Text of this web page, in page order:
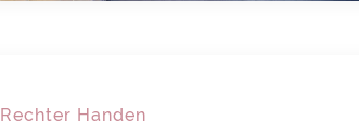
Rechter Handen